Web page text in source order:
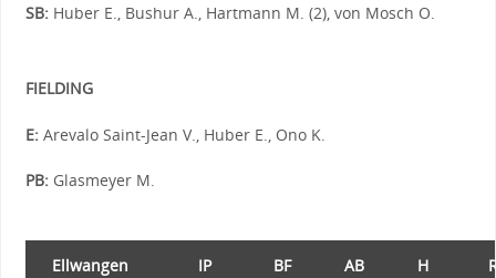
SB:Huber E., Bushur A., Hartmann M. (2), von Mosch O.
FIELDING
E:Arevalo Saint-Jean V., Huber E., Ono K.
PB:Glasmeyer M.
Ellwangen
IP BF AB H